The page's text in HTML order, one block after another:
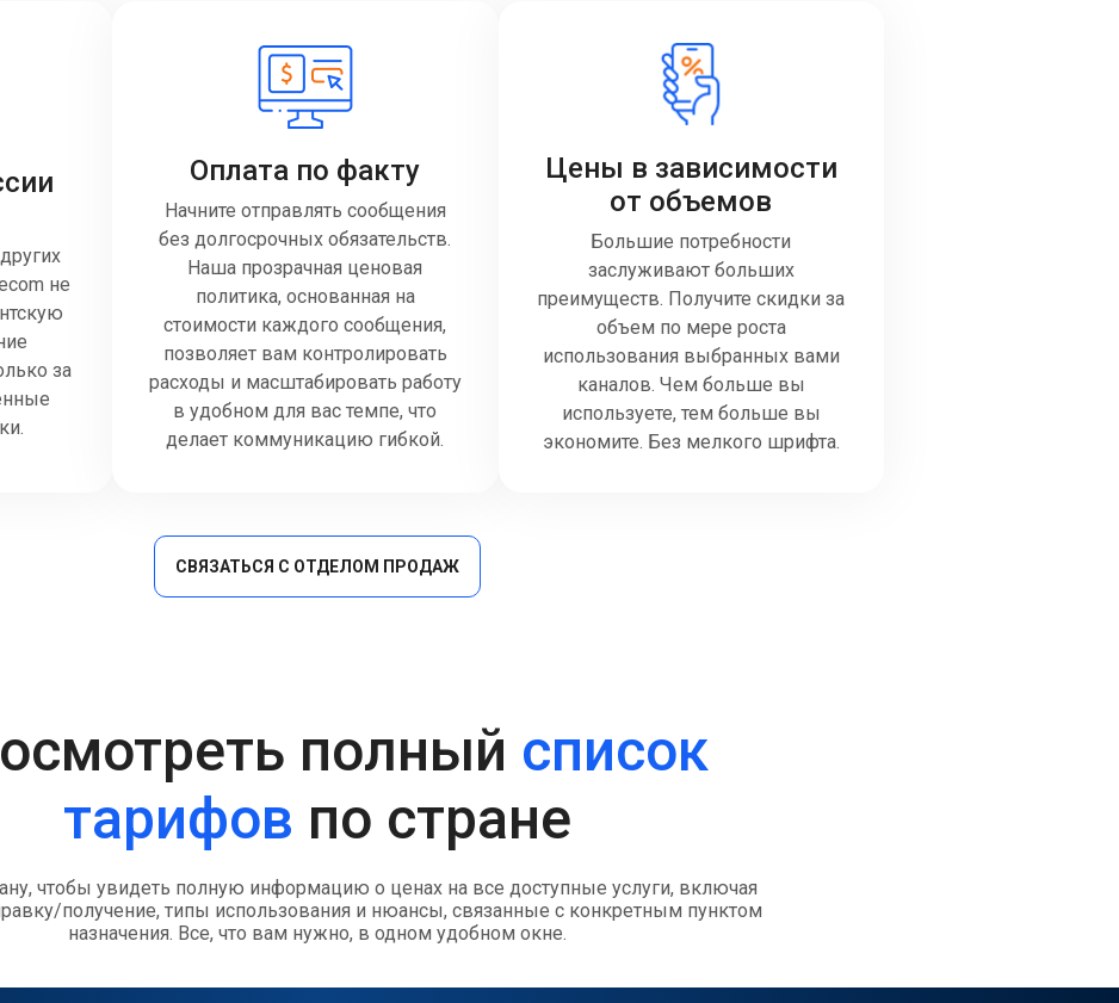
не
за
Оплата по факту
Начните отправлять сообщения
без долгосрочных обязательств.
Наша прозрачная ценовая
политика, основанная на
стоимости каждого сообщения,
позволяет вам контролировать
расходы и масштабировать работу
в удобном для вас темпе, что
делает коммуникацию гибкой.
Цены в зависимости
от объемов
Большие потребности
заслуживают больших
преимуществ. Получите скидки за
объем по мере роста
использования выбранных вами
каналов. Чем больше вы
используете, тем больше вы
экономите. Без мелкого шрифта.
СВЯЗАТЬСЯ С ОТДЕЛОМ ПРОДАЖ
полный список
тарифов по стране
чтобы увидеть полную информацию о ценах на все доступные услуги, включая
получение, типы использования и нюансы, связанные с конкретным пунктом
назначения. Все, что вам нужно, в одном удобном окне.